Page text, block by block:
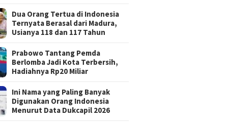
Dua Orang Tertua di Indonesia
Ternyata Berasal dari Madura,
Usianya 118 dan 117 Tahun
Prabowo Tantang Pemda
Berlomba Jadi Kota Terbersih,
Hadiahnya Rp20 Miliar
Ini Nama yang Paling Banyak
Digunakan Orang Indonesia
Menurut Data Dukcapil 2026